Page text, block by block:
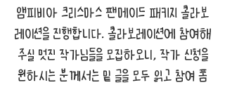
앰피비아 크리스마스 팬메이드 패키지 콜라보
레이션을 진행합니다. 콜라보레이션에 참여해
주실 멋진 작가님들을 모집하오니, 작가 신청을
원하시는 분께서는 밑 글을 모두 읽고 참여 폼